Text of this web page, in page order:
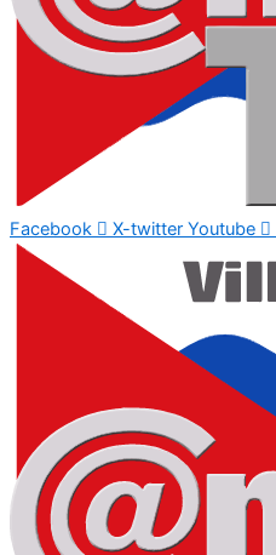
Facebook X-twitter Youtube